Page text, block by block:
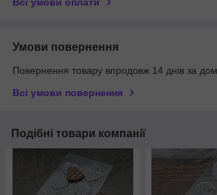
Всі умови оплати
Умови повернення
Повернення товару впродовж 14 днів за
Всі умови повернення
Подібні товари компанії